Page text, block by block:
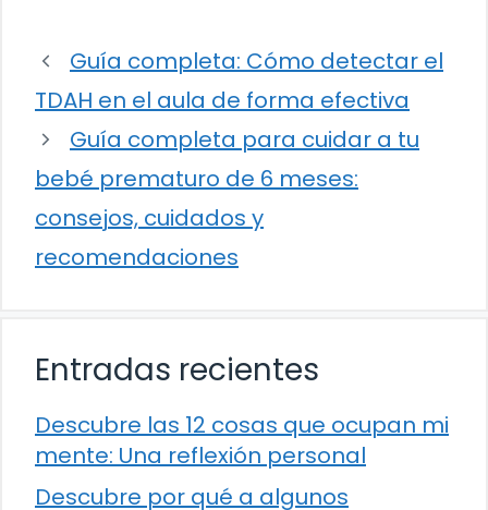
Guía completa: Cómo detectar el
TDAH en el aula de forma efectiva
Guía completa para cuidar a tu
bebé prematuro de 6 meses:
consejos, cuidados y
recomendaciones
Entradas recientes
Descubre las 12 cosas que ocupan mi
mente: Una reflexión personal
Descubre por qué a algunos